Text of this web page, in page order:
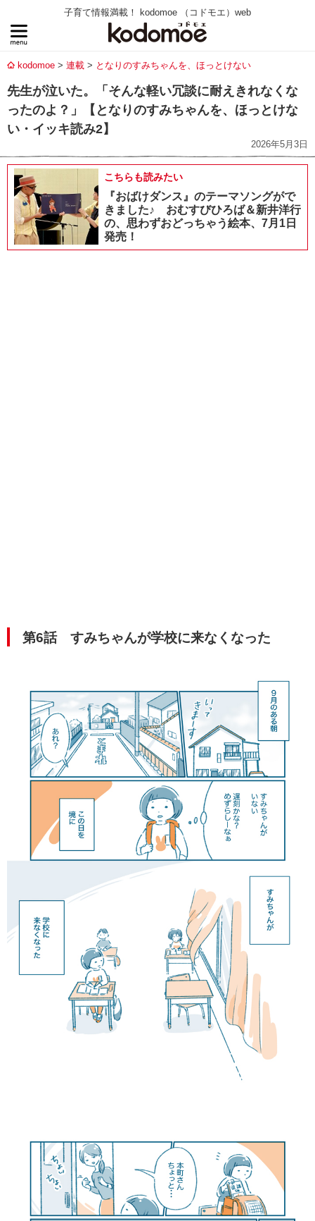
子育て情報満載！ kodomoe （コドモエ）web
kodomoe 連載 となりのすみちゃんを、ほっとけない
先生が泣いた。「そんな軽い冗談に耐えきれなくな
ったのよ？」【となりのすみちゃんを、ほっとけな
い・イッキ読み2】
2026年5月3日
こちらも読みたい
『おばけダンス』のテーマソングがで
きました♪ おむすびひろば＆新井洋行
の、思わずおどっちゃう絵本、7月1日
発売！
第6話 すみちゃんが学校に来なくなった